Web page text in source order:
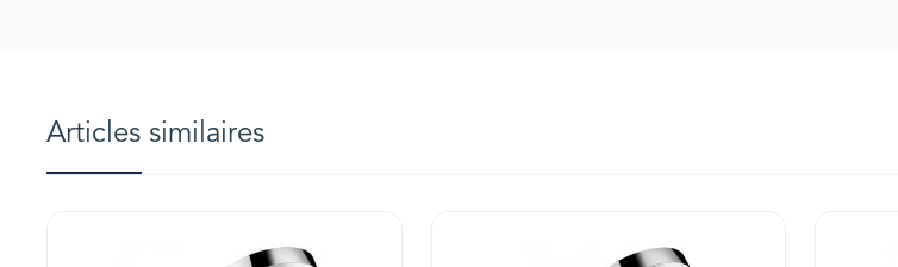
Articles similaires